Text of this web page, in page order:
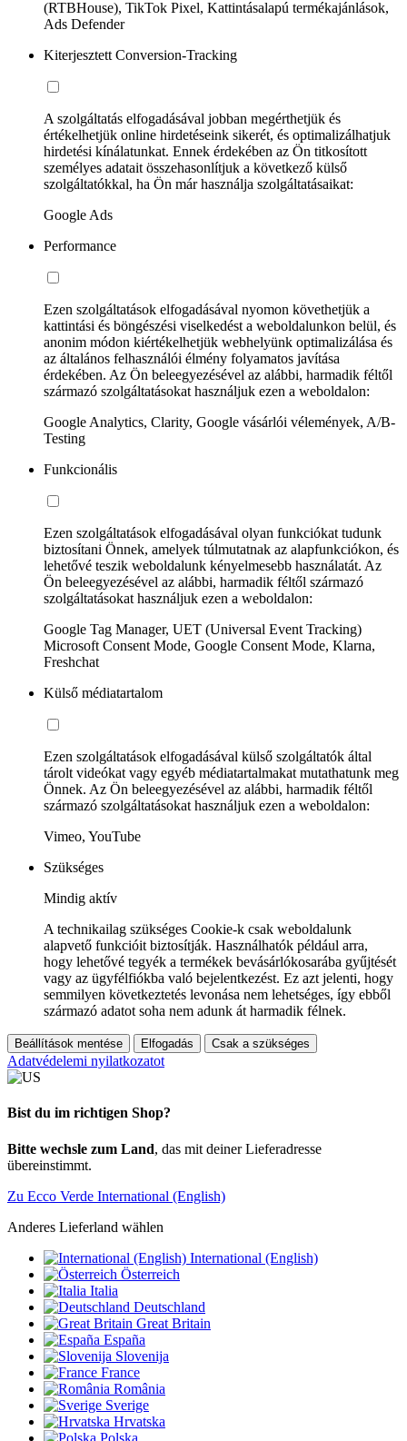
(RTBHouse), TikTok Pixel, Kattintásalapú termékajánlások,
Ads Defender
Kiterjesztett Conversion-Tracking
A szolgáltatás elfogadásával jobban megérthetjük és
értékelhetjük online hirdetéseink sikerét, és optimalizálhatjuk
hirdetési kínálatunkat. Ennek érdekében az Ön titkosított
személyes adatait összehasonlítjuk a következő külső
szolgáltatókkal, ha Ön már használja szolgáltatásaikat:
Google Ads
Performance
Ezen szolgáltatások elfogadásával nyomon követhetjük a
kattintási és böngészési viselkedést a weboldalunkon belül, és
anonim módon kiértékelhetjük webhelyünk optimalizálása és
az általános felhasználói élmény folyamatos javítása
érdekében. Az Ön beleegyezésével az alábbi, harmadik féltől
származó szolgáltatásokat használjuk ezen a weboldalon:
Google Analytics, Clarity, Google vásárlói vélemények, A/B-
Testing
Funkcionális
Ezen szolgáltatások elfogadásával olyan funkciókat tudunk
biztosítani Önnek, amelyek túlmutatnak az alapfunkciókon, és
lehetővé teszik weboldalunk kényelmesebb használatát. Az
Ön beleegyezésével az alábbi, harmadik féltől származó
szolgáltatásokat használjuk ezen a weboldalon:
Google Tag Manager, UET (Universal Event Tracking)
Microsoft Consent Mode, Google Consent Mode, Klarna,
Freshchat
Külső médiatartalom
Ezen szolgáltatások elfogadásával külső szolgáltatók által
tárolt videókat vagy egyéb médiatartalmakat mutathatunk meg
Önnek. Az Ön beleegyezésével az alábbi, harmadik féltől
származó szolgáltatásokat használjuk ezen a weboldalon:
Vimeo, YouTube
Szükséges
Mindig aktív
A technikailag szükséges Cookie-k csak weboldalunk
alapvető funkcióit biztosítják. Használhatók például arra,
hogy lehetővé tegyék a termékek bevásárlókosarába gyűjtését
vagy az ügyfélfiókba való bejelentkezést. Ez azt jelenti, hogy
semmilyen következtetés levonása nem lehetséges, így ebből
származó adatot soha nem adunk át harmadik félnek.
Beállítások mentése Elfogadás Csak a szükséges
Adatvédelemi nyilatkozatot
Bist du im richtigen Shop?
Bitte wechsle zum Land, das mit deiner Lieferadresse
übereinstimmt.
Zu Ecco Verde International (English)
Anderes Lieferland wählen
International (English)
Österreich
Italia
Deutschland
Great Britain
España
Slovenija
France
România
Sverige
Hrvatska
Polska